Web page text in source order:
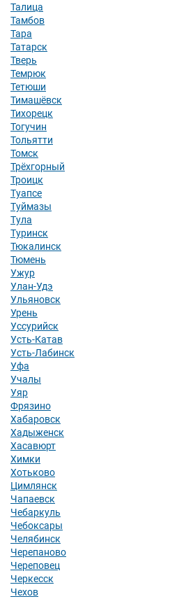
Талица
Тамбов
Тара
Татарск
Тверь
Темрюк
Тетюши
Тимашёвск
Тихорецк
Тогучин
Тольятти
Томск
Трёхгорный
Троицк
Туапсе
Туймазы
Тула
Туринск
Тюкалинск
Тюмень
Ужур
Улан-Удэ
Ульяновск
Урень
Уссурийск
Усть-Катав
Усть-Лабинск
Уфа
Учалы
Уяр
Фрязино
Хабаровск
Хадыженск
Хасавюрт
Химки
Хотьково
Цимлянск
Чапаевск
Чебаркуль
Чебоксары
Челябинск
Черепаново
Череповец
Черкесск
Чехов